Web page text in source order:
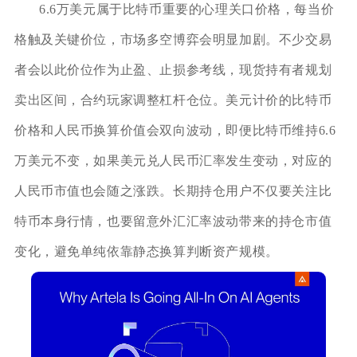
6.6万美元属于比特币重要的心理关口价格，每当价
格触及关键价位，市场多空博弈会明显加剧。不少交易
者会以此价位作为止盈、止损参考线，现货持有者规划
卖出区间，合约玩家调整杠杆仓位。美元计价的比特币
价格和人民币换算价值会双向波动，即便比特币维持6.6
万美元不变，如果美元兑人民币汇率发生变动，对应的
人民币市值也会随之涨跌。长期持仓用户不仅要关注比
特币本身行情，也要留意外汇汇率波动带来的持仓市值
变化，避免单纯依靠静态换算判断资产规模。